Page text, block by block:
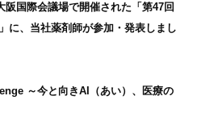
国際会議場で開催された「第47回
に、当社薬剤師が参加・発表しまし
～今と向きAI（あい）、医療の